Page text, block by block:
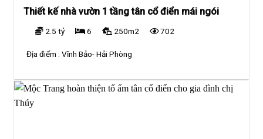
Thiết kế nhà vườn 1 tầng tân cổ điển mái ngói
2.5 tỷ 6 250m2 702
Địa điểm :Vĩnh Bảo- Hải Phòng